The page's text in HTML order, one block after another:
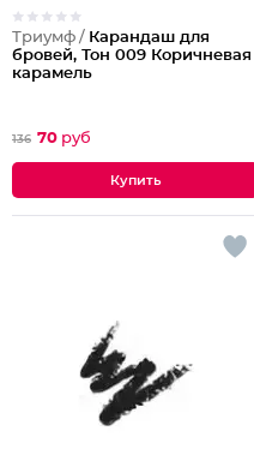
Триумф / Карандаш для
бровей, Тон 009 Коричневая
карамель
136 70 руб